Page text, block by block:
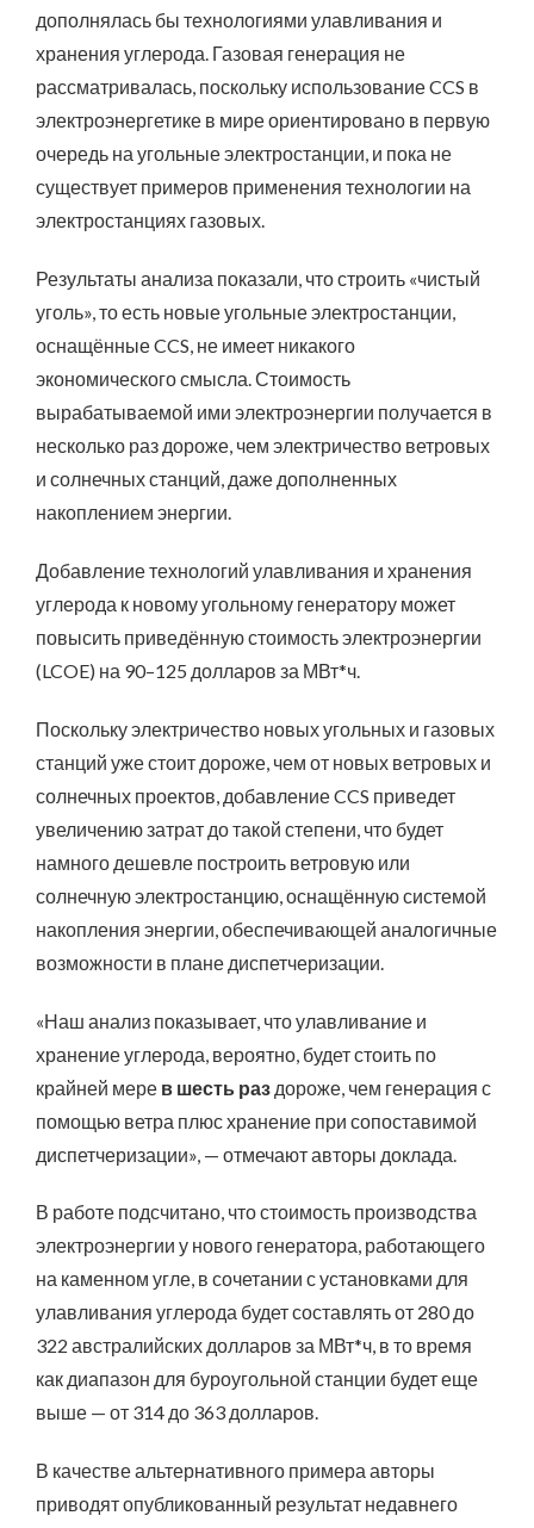
дополнялась бы технологиями улавливания и
хранения углерода. Газовая генерация не
рассматривалась, поскольку использование CCS в
электроэнергетике в мире ориентировано в первую
очередь на угольные электростанции, и пока не
существует примеров применения технологии на
электростанциях газовых.
Результаты анализа показали, что строить «чистый
уголь», то есть новые угольные электростанции,
оснащённые CCS, не имеет никакого
экономического смысла. Стоимость
вырабатываемой ими электроэнергии получается в
несколько раз дороже, чем электричество ветровых
и солнечных станций, даже дополненных
накоплением энергии.
Добавление технологий улавливания и хранения
углерода к новому угольному генератору может
повысить приведённую стоимость электроэнергии
(LCOE) на 90–125 долларов за МВт*ч.
Поскольку электричество новых угольных и газовых
станций уже стоит дороже, чем от новых ветровых и
солнечных проектов, добавление CCS приведет
увеличению затрат до такой степени, что будет
намного дешевле построить ветровую или
солнечную электростанцию, оснащённую системой
накопления энергии, обеспечивающей аналогичные
возможности в плане диспетчеризации.
«Наш анализ показывает, что улавливание и
хранение углерода, вероятно, будет стоить по
крайней мере в шесть раз дороже, чем генерация с
помощью ветра плюс хранение при сопоставимой
диспетчеризации», — отмечают авторы доклада.
В работе подсчитано, что стоимость производства
электроэнергии у нового генератора, работающего
на каменном угле, в сочетании с установками для
улавливания углерода будет составлять от 280 до
322 австралийских долларов за МВт*ч, в то время
как диапазон для буроугольной станции будет еще
выше — от 314 до 363 долларов.
В качестве альтернативного примера авторы
приводят опубликованный результат недавнего